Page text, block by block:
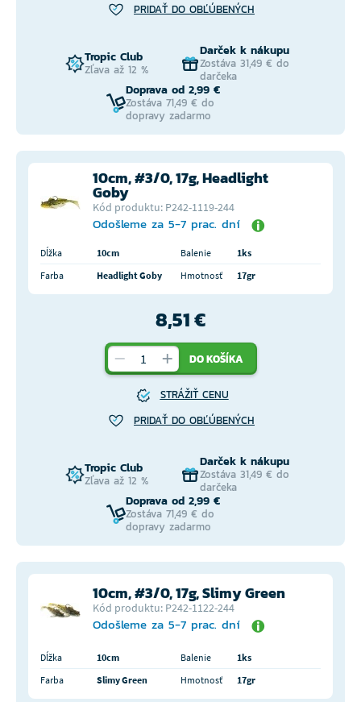
PRIDAŤ DO OBĽÚBENÝCH
Tropic Club
Zľava až 12 %
Darček k nákupu
Zostáva 31,49 € do
darčeka
Doprava od 2,99 €
Zostáva 71,49 € do
dopravy zadarmo
10cm, #3/0, 17g, Headlight
Goby
Kód produktu: P242-1119-244
Odošleme za 5-7 prac. dní
Dĺžka 10cm Balenie
1ks
Farba
Headlight Goby Hmotnosť 17gr
8,51 €
DO KOŠÍKA
STRÁŽIŤ CENU
PRIDAŤ DO OBĽÚBENÝCH
Tropic Club
Zľava až 12 %
Darček k nákupu
Zostáva 31,49 € do
darčeka
Doprava od 2,99 €
Zostáva 71,49 € do
dopravy zadarmo
10cm, #3/0, 17g, Slimy Green
Kód produktu: P242-1122-244
Odošleme za 5-7 prac. dní
Dĺžka 10cm Balenie
1ks
Farba
Slimy Green Hmotnosť 17gr